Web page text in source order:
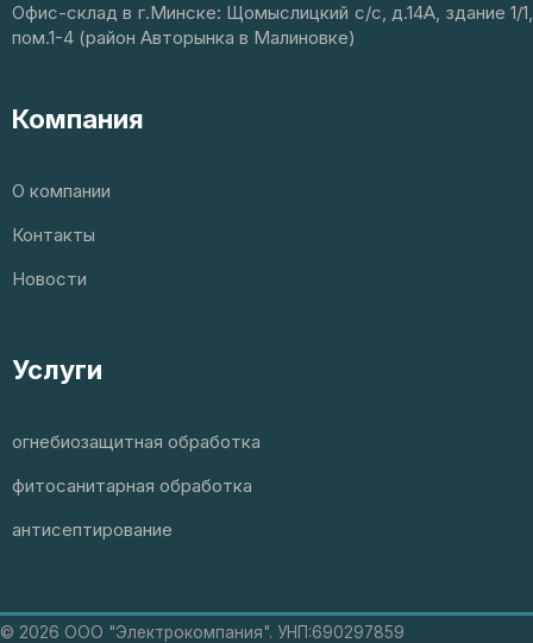
Офис-склад в г.Минске: Щомыслицкий с/с, д.14А, здание 1/1,
пом.1-4 (район Авторынка в Малиновке)
Компания
О компании
Контакты
Новости
Услуги
огнебиозащитная обработка
фитосанитарная обработка
антисептирование
© 2026 ООО "Электрокомпания". УНП:690297859